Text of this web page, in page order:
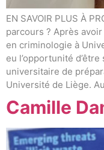
EN SAVOIR PLUS À
parcours ? Après
en criminologie à
eu l’opportunité
universitaire de
Université de Liège.
Camille